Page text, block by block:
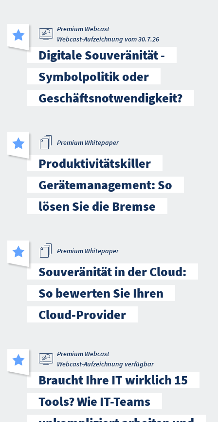
Premium Webcast
Webcast-Aufzeichnung vom 30.7.26
Digitale Souveränität -
Symbolpolitik oder
Geschäftsnotwendigkeit?
Premium Whitepaper
Produktivitätskiller
Gerätemanagement: So
lösen Sie die Bremse
Premium Whitepaper
Souveränität in der Cloud:
So bewerten Sie Ihren
Cloud-Provider
Premium Webcast
Webcast-Aufzeichnung verfügbar
Braucht Ihre IT wirklich 15
Tools? Wie IT-Teams